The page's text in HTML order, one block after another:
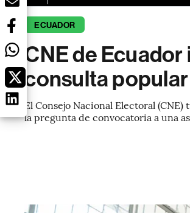
ECUADOR
CNE de
consulta
El Consejo Nacional Electoral
la pregunta de convocatoria a una